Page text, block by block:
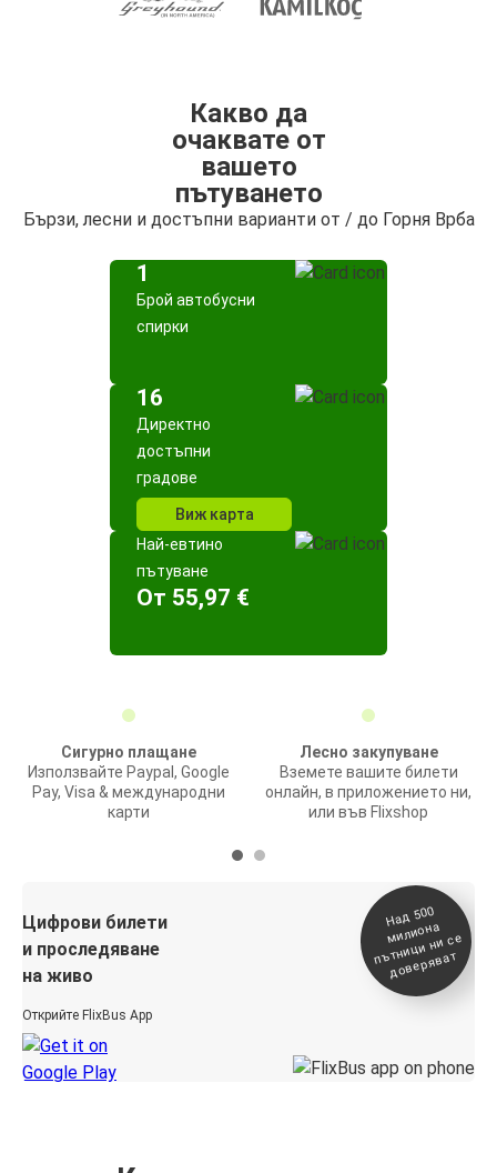
Какво да
очаквате от
вашето
пътуването
Бързи, лесни и достъпни варианти от / до Горня Врба
1
Брой автобусни
спирки
16
Директно
достъпни
градове
Виж карта
Най-евтино
пътуване
Oт 55,97 €
Сигурно плащане
Използвайте Paypal, Google
Pay, Visa & международни
карти
Лесно закупуване
Вземете вашите билети
онлайн, в приложението ни,
или във Flixshop
Цифрови билети
и проследяване
на живо
Открийте FlixBus App
На
д 500
милиона
п
ътници ни се
доверяват